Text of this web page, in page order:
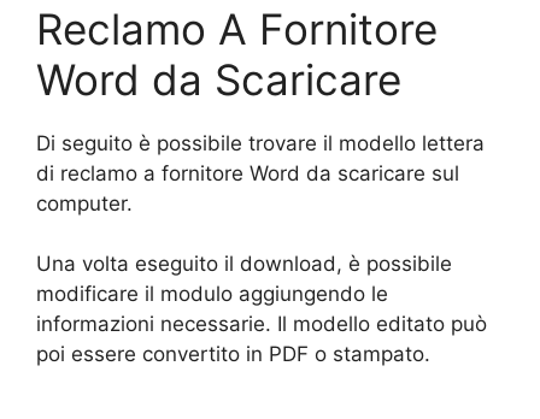
Reclamo A Fornitore
Word da Scaricare
Di seguito è possibile trovare il modello lettera
di reclamo a fornitore Word da scaricare sul
computer.
Una volta eseguito il download, è possibile
modificare il modulo aggiungendo le
informazioni necessarie. Il modello editato può
poi essere convertito in PDF o stampato.